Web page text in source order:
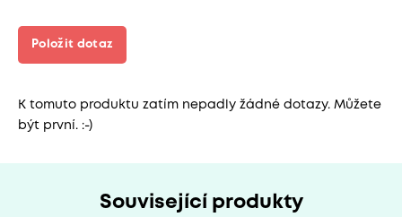
Položit dotaz
K tomuto produktu zatím nepadly žádné dotazy. Můžete
být první. :-)
Související produkty